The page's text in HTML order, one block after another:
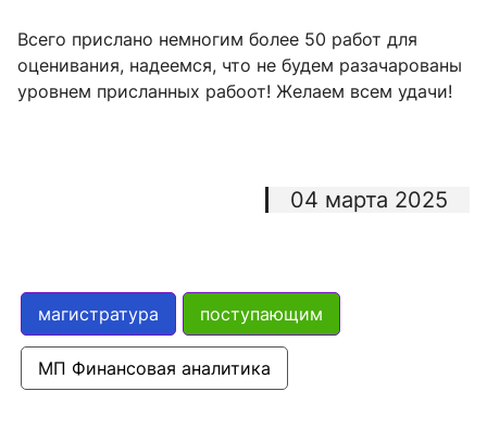
Всего прислано немногим более 50 работ для
оценивания, надеемся, что не будем разачарованы
уровнем присланных рабоот! Желаем всем удачи!
04 марта 2025
магистратура поступающим
МП Финансовая аналитика